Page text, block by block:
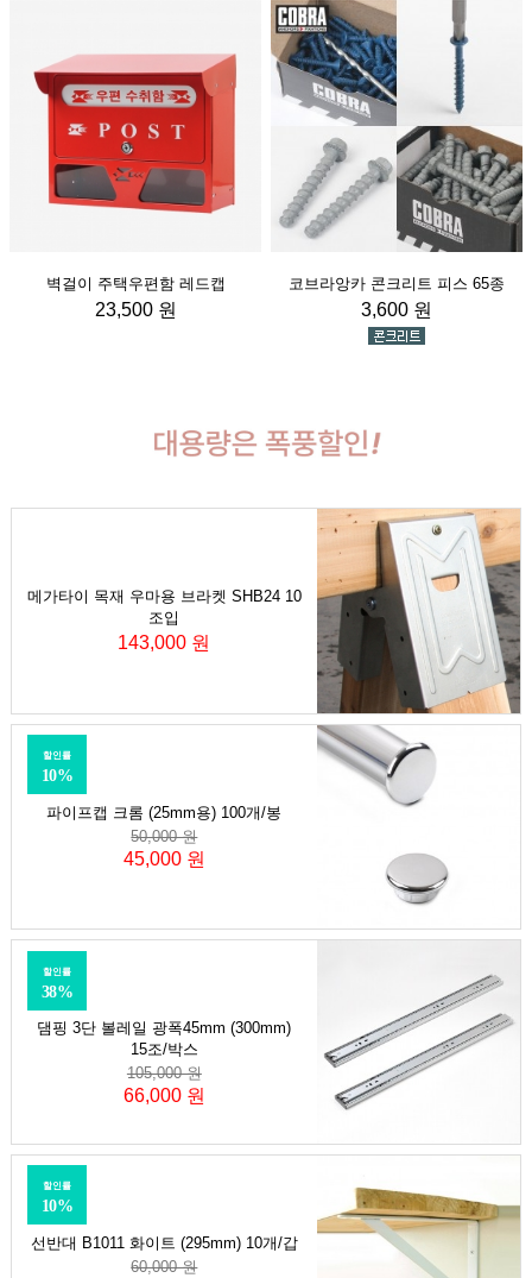
벽걸이 주택우편함 레드캡
23,500 원
코브라앙카 콘크리트 피스 65종
3,600 원
메가타이 목재 우마용 브라켓 SHB24 10
조입
143,000 원
파이프캡 크롬 (25mm용) 100개/봉
할인률
10%
50,000 원
45,000 원
댐핑 3단 볼레일 광폭45mm (300mm)
15조/박스
할인률
38%
105,000 원
66,000 원
선반대 B1011 화이트 (295mm) 10개/갑
할인률
10%
60,000 원